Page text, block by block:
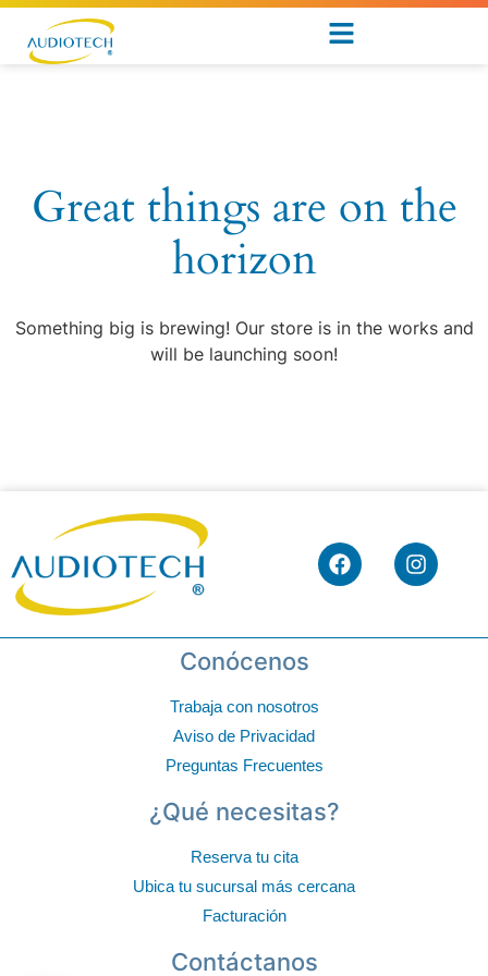
Great things are on the
horizon
Something big is brewing! Our store is in the works and
will be launching soon!
Conócenos
Trabaja con nosotros
Aviso de Privacidad
Preguntas Frecuentes
¿Qué necesitas?
Reserva tu cita
Ubica tu sucursal más cercana
Facturación
Contáctanos